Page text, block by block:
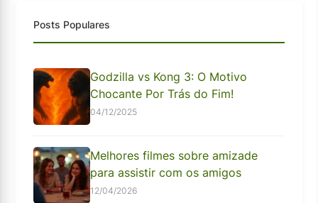
Posts Populares
Godzilla vs Kong 3: O Motivo
Chocante Por Trás do Fim!
04/12/2025
Melhores filmes sobre amizade
para assistir com os amigos
12/04/2026